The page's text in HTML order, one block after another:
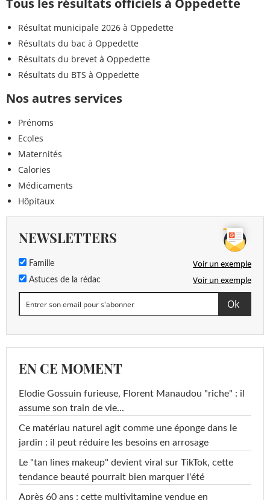
Tous les résultats officiels à Oppedette
Résultat municipale 2026 à Oppedette
Résultats du bac à Oppedette
Résultats du brevet à Oppedette
Résultats du BTS à Oppedette
Nos autres services
Prénoms
Ecoles
Maternités
Calories
Médicaments
Hôpitaux
NEWSLETTERS
Famille Voir un exemple
Astuces de la rédac Voir un exemple
EN CE MOMENT
Elodie Gossuin furieuse, Florent Manaudou "riche" : il
assume son train de vie...
Ce matériau naturel agit comme une éponge dans le
jardin : il peut réduire les besoins en arrosage
Le "tan lines makeup" devient viral sur TikTok, cette
tendance beauté pourrait bien marquer l'été
Après 60 ans : cette multivitamine vendue en